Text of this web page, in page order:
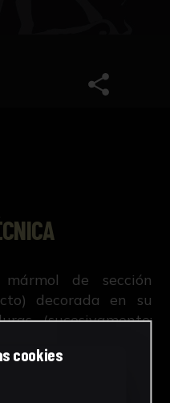
de sección
decorada en su
(sucesivamente:
cookies